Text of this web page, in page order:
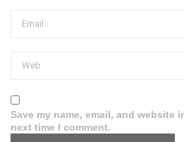
Save my name, email, and website
next time I comment.